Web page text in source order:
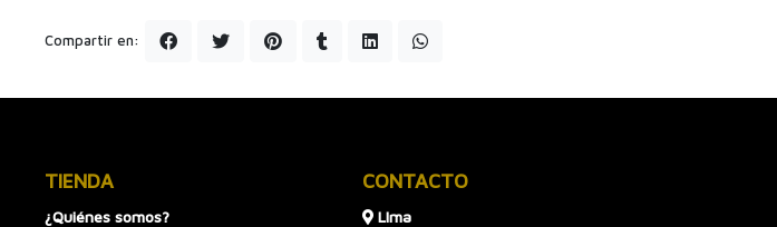
Compartir en:
TIENDA
¿Quiénes somos?
CONTACTO
LIma